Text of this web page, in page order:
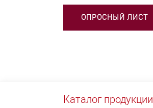
ОПРОСНЫЙ ЛИСТ
Каталог продукции